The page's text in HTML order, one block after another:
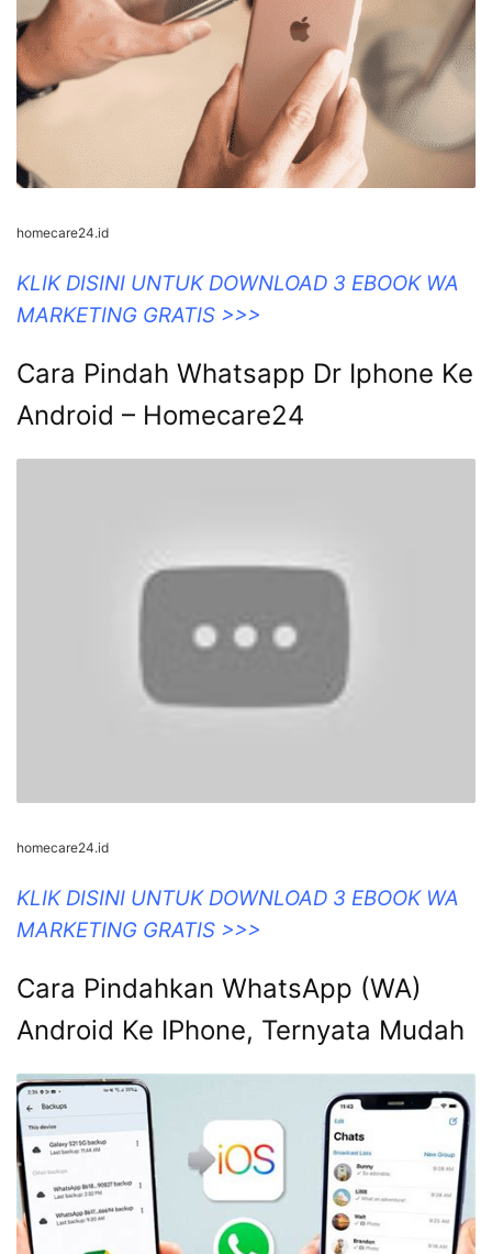
homecare24.id
KLIK DISINI UNTUK DOWNLOAD 3 EBOOK WA
MARKETING GRATIS >>>
Cara Pindah Whatsapp Dr Iphone Ke
Android – Homecare24
homecare24.id
KLIK DISINI UNTUK DOWNLOAD 3 EBOOK WA
MARKETING GRATIS >>>
Cara Pindahkan WhatsApp (WA)
Android Ke IPhone, Ternyata Mudah